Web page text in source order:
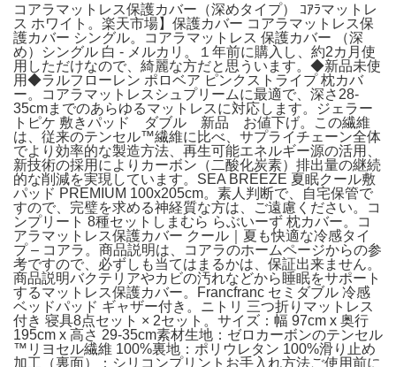
コアラマットレス保護カバー（深めタイプ） ｺｱﾗマットレ
ス ホワイト。楽天市場】保護カバー コアラマットレス保
護カバー シングル。コアラマットレス 保護カバー （深
め）シングル 白 - メルカリ。１年前に購入し、約2カ月使
用しただけなので、綺麗な方だと思ういます。◆新品未使
用◆ラルフローレン ポロベア ピンクストライプ 枕カバ
ー。コアラマットレスシュプリームに最適で、深さ28-
35cmまでのあらゆるマットレスに対応します。ジェラー
トピケ 敷きパッド ダブル 新品 お値下げ。この繊維
は、従来のテンセル™繊維に比べ、サプライチェーン全体
でより効率的な製造方法、再生可能エネルギー源の活用、
新技術の採用によりカーボン（二酸化炭素）排出量の継続
的な削減を実現しています。SEA BREEZE 夏眠クール敷
パッド PREMIUM 100x205cm。素人判断で、自宅保管で
すので、完璧を求める神経質な方は、ご遠慮ください。コ
ンプリート 8種セットしまむら らぶいーず 枕カバー。コ
アラマットレス保護カバー クール｜夏も快適な冷感タイ
プ – コアラ。商品説明は、コアラのホームページからの参
考ですので、必ずしも当てはまるかは、保証出来ません。
商品説明バクテリアやカビの汚れなどから睡眠をサポート
するマットレス保護カバー。Francfranc セミダブル 冷感
ベッドパッド ギャザー付き。ニトリ 三つ折りマットレス
付き 寝具8点セット × 2セット。サイズ：幅 97cm x 奥行
195cm x 高さ 29-35cm素材生地：ゼロカーボンのテンセル
™リヨセル繊維 100%裏地：ポリウレタン 100%滑り止め
加工（裏面）：シリコンプリントお手入れ方法ご使用前に